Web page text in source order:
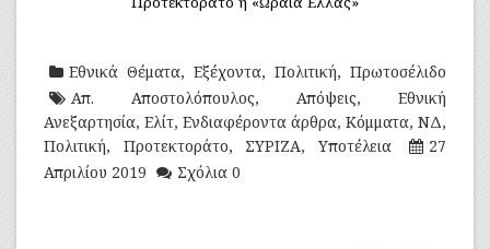
Εθνικά Θέματα, Εξέχοντα, Πολιτική, Πρωτοσέλιδο
Απ. Αποστολόπουλος, Απόψεις, Εθνική
Ανεξαρτησία, Ελίτ, Ενδιαφέροντα άρθρα, Κόμματα, ΝΔ,
Πολιτική, Προτεκτοράτο, ΣΥΡΙΖΑ, Υποτέλεια
27
Απριλίου 2019
Σχόλια 0